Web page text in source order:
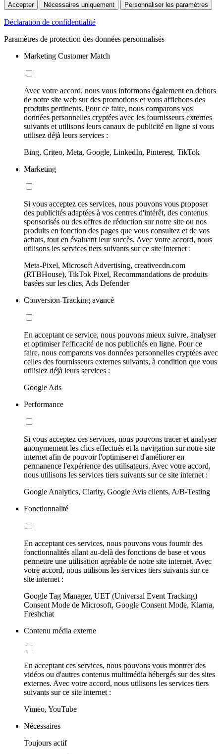
Accepter Nécessaires uniquement Personnaliser les paramètres
Déclaration de confidentialité
Paramètres de protection des données personnalisés
Marketing Customer Match
Avec votre accord, nous vous informons également en dehors
de notre site web sur des promotions et vous affichons des
produits pertinents. Pour ce faire, nous comparons vos
données personnelles cryptées avec les fournisseurs externes
suivants et utilisons leurs canaux de publicité en ligne si vous
utilisez déjà leurs services :
Bing, Criteo, Meta, Google, LinkedIn, Pinterest, TikTok
Marketing
Si vous acceptez ces services, nous pouvons vous proposer
des publicités adaptées à vos centres d'intérêt, des contenus
sponsorisés ou des offres de réduction sur notre site ou nos
produits en fonction des pages que vous consultez et de vos
achats, tout en évaluant leur succès. Avec votre accord, nous
utilisons les services tiers suivants sur ce site internet :
Meta-Pixel, Microsoft Advertising, creativecdn.com
(RTBHouse), TikTok Pixel, Recommandations de produits
basées sur les clics, Ads Defender
Conversion-Tracking avancé
En acceptant ce service, nous pouvons mieux suivre, analyser
et optimiser l'efficacité de nos publicités en ligne. Pour ce
faire, nous comparons vos données personnelles cryptées avec
celles des fournisseurs externes suivants, à condition que vous
utilisiez déjà leurs services :
Google Ads
Performance
Si vous acceptez ces services, nous pouvons tracer et analyser
anonymement les clics effectués et la navigation sur notre site
internet afin de pouvoir l'optimiser et d'améliorer en
permanence l'expérience des utilisateurs. Avec votre accord,
nous utilisons les services tiers suivants sur ce site internet :
Google Analytics, Clarity, Google Avis clients, A/B-Testing
Fonctionnalité
En acceptant ces services, nous pouvons vous fournir des
fonctionnalités allant au-delà des fonctions de base et vous
permettre une utilisation agréable de notre site internet. Avec
votre accord, nous utilisons les services tiers suivants sur ce
site internet :
Google Tag Manager, UET (Universal Event Tracking)
Consent Mode de Microsoft, Google Consent Mode, Klarna,
Freshchat
Contenu média externe
En acceptant ces services, nous pouvons vous montrer des
vidéos ou d'autres contenus multimédia hébergés sur des sites
externes. Avec votre accord, nous utilisons les services tiers
suivants sur ce site internet :
Vimeo, YouTube
Nécessaires
Toujours actif